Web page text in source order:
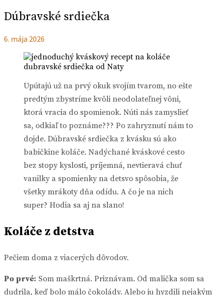
Dúbravské srdiečka
6. mája 2026
Upútajú už na prvý okuk svojím tvarom, no ešte
predtým zbystríme kvôli neodolateľnej vôni,
ktorá vracia do spomienok. Núti nás zamyslieť
sa, odkiaľ to poznáme??? Po zahryznutí nám to
dojde. Dúbravské srdiečka z kvásku sú ako
babičkine koláče. Nadýchané kváskové cesto
bez stopy kyslosti, príjemná, nevtieravá chuť
vanilky a spomienky na detsvo spôsobia, že
všetky mrákoty dňa odídu. A čo je na nich
super? Hodia sa aj na slano!
Koláče z detstva
Pečiem doma z viacerých dôvodov.
Po prvé: Som maškrtná. Priznávam. Od malička som sa
dudrila, keď bolo málo čokolády. Alebo ju hyzdili nejakým